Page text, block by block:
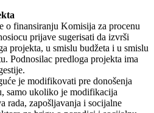
o finansiranju Komisija za procenu
prijave sugerisati da izvrši
projekta, u smislu budžeta i u smislu
Podnosilac predloga projekta ima
je modifikovati pre donošenja
samo ukoliko je modifikacija
rada, zapošljavanja i socijalne